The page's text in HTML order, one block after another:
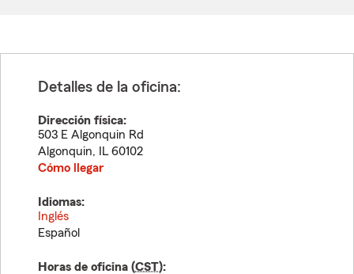
Detalles de la oficina:
Dirección física:
503 E Algonquin Rd
Algonquin, IL 60102
Cómo llegar
Idiomas:
Inglés
Español
Horas de oficina (CST):